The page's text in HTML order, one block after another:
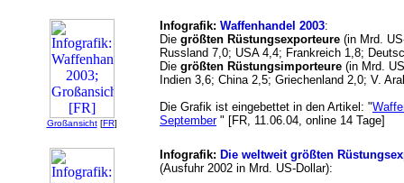
Großansicht[FR]
Infografik: Waffenhandel 2003:
Die größten Rüstungsexporteure (in Mrd.
Russland 7,0; USA 4,4; Frankreich 1,8;
Die größten Rüstungsimporteure (in Mrd.
Indien 3,6; China 2,5; Griechenland 2,0; V.
Die Grafik ist eingebettet in den Artikel: "
September" [FR, 11.06.04, online 14 Tage]
Infografik: Die weltweit größten
(Ausfuhr 2002 in Mrd. US-Dollar):